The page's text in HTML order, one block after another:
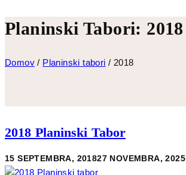
Planinski Tabori: 2018
Domov / Planinski tabori / 2018
2018 Planinski Tabor
15 SEPTEMBRA, 201827 NOVEMBRA, 2025